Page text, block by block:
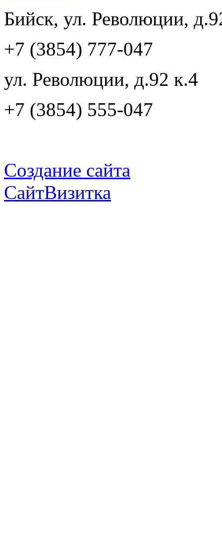
Бийск, ул. Революции,
+7 (3854) 777-047
ул. Революции, д.92 к.4
+7 (3854) 555-047
Создание сайта
СайтВизитка